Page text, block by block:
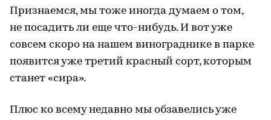
Признаемся, мы тоже иногда думаем о том,
не посадить ли еще что-нибудь. И вот уже
совсем скоро на нашем винограднике в парке
появится уже третий красный сорт, которым
станет «сира».
Плюс ко всему недавно мы обзавелись уже